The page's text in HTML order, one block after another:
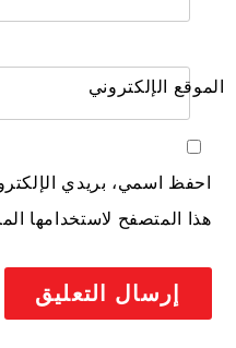
الموقع الإلكتروني
احفظ اسمي، بريدي
هذا المتصفح لاستخدامها